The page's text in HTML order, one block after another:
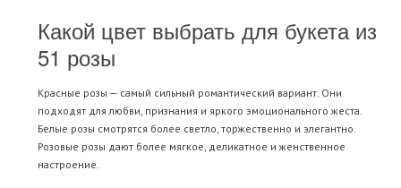
Какой цвет выбрать для букета из
51 розы
Красные розы — самый сильный романтический вариант. Они
подходят для любви, признания и яркого эмоционального жеста.
Белые розы смотрятся более светло, торжественно и элегантно.
Розовые розы дают более мягкое, деликатное и женственное
настроение.